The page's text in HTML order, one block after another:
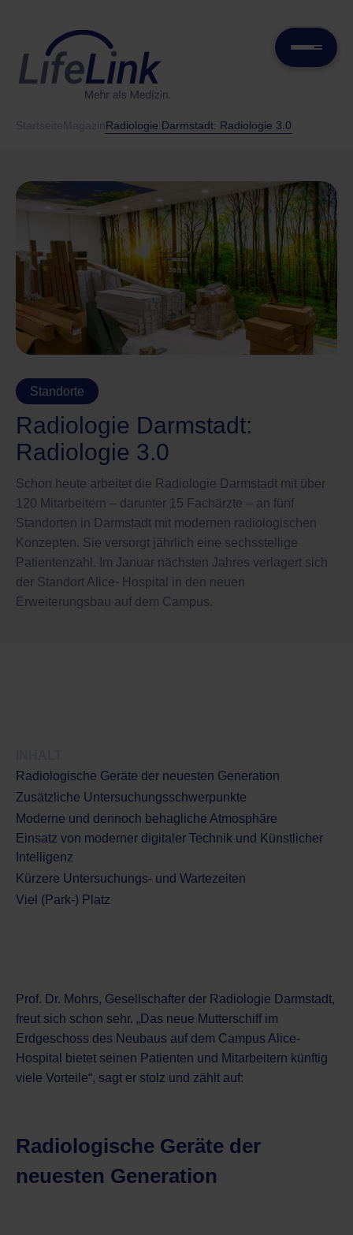
Radiologie Darmstadt: Radiologie 3.0
Standorte
Radiologie Darmstadt:
Radiologie 3.0
Schon heute arbeitet die Radiologie Darmstadt mit über
120 Mitarbeitern – darunter 15 Fachärzte – an fünf
Standorten in Darmstadt mit modernen radiologischen
Konzepten. Sie versorgt jährlich eine sechsstellige
Patientenzahl. Im Januar nächsten Jahres verlagert sich
der Standort Alice- Hospital in den neuen
Erweiterungsbau auf dem Campus.
Radiologische Geräte der neuesten Generation
Zusätzliche Untersuchungsschwerpunkte
Moderne und dennoch behagliche Atmosphäre
Einsatz von moderner digitaler Technik und Künstlicher
Intelligenz
Kürzere Untersuchungs- und Wartezeiten
Viel (Park-) Platz
Prof. Dr. Mohrs, Gesellschafter der Radiologie Darmstadt,
freut sich schon sehr. „Das neue Mutterschiff im
Erdgeschoss des Neubaus auf dem Campus Alice-
Hospital bietet seinen Patienten und Mitarbeitern künftig
viele Vorteile“, sagt er stolz und zählt auf:
Radiologische Geräte der
neuesten Generation